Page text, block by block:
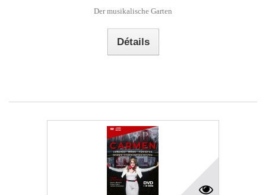
Der musikalische Garten
Détails